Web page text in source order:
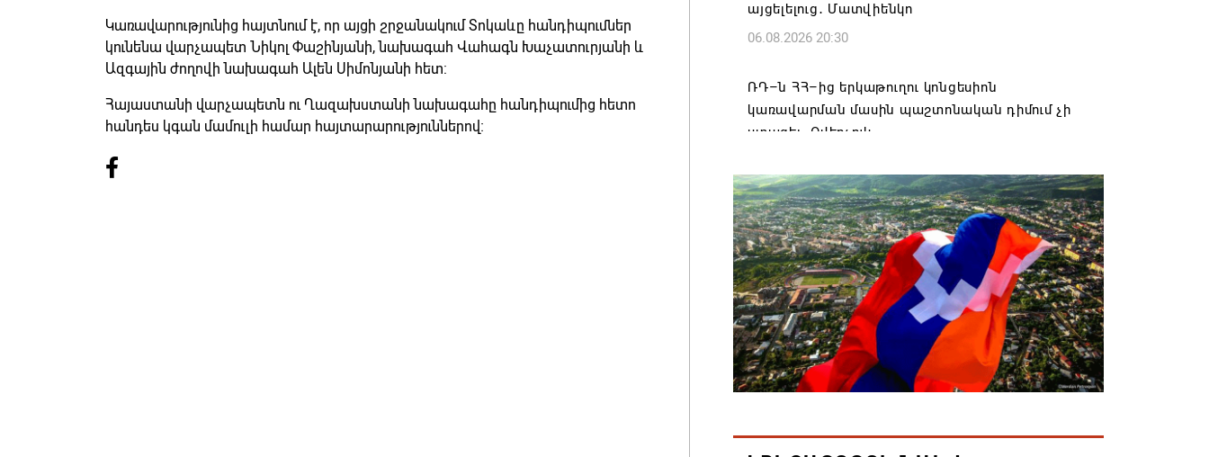
Կառավարությունից հայտնում է, որ այցի շրջանակում Տոկաևը հանդիպումներ
կունենա վարչապետ Նիկոլ Փաշինյանի, նախագահ Վահագն Խաչատուրյանի և
Ազգային ժողովի նախագահ Ալեն Սիմոնյանի հետ:
Հայաստանի վարչապետն ու Ղազախստանի նախագահը հանդիպումից հետո
հանդես կգան մամուլի համար հայտարարություններով։
այցելելուց․ Մատվիենկո
06.08.2026 20:30
ՌԴ–ն ՀՀ–ից երկաթուղու կոնցեսիոն
կառավարման մասին պաշտոնական դիմում չի
ստացել. Օվերչուկ
Հայաստանյայց Առաքելական Եկեղեցու
առաջնորդը կկանգնի դատարանի առջև՝
կառավարության հետ խորացող
հակամարտության պատճառով․ Reuters-ի
արձագանքը
06.08.2026 18:41
Ռուսաստանից Ադրբեջանի տարածքով
06.08.2026 17:52